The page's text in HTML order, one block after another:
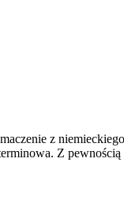
z
Z pewnością